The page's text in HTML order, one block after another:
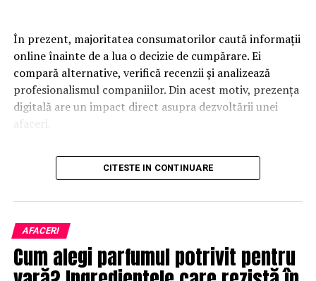
În prezent, majoritatea consumatorilor caută informații
online înainte de a lua o decizie de cumpărare. Ei
compară alternative, verifică recenzii și analizează
profesionalismul companiilor. Din acest motiv, prezența
digitală are un impact direct asupra dezvoltării unei
Un website modern trebuie să fie rapid, intuitiv și
adaptat tuturor dispozitivelor. Utilizatorii apreciază
experiență pozitivă contribuie la creșterea încrederii și
la îmbunătățirea ratelor de conversie.
Designul profesional influențează percepția asupra
CITESTE IN CONTINUARE
AFACERI
Cum alegi parfumul potrivit pentru